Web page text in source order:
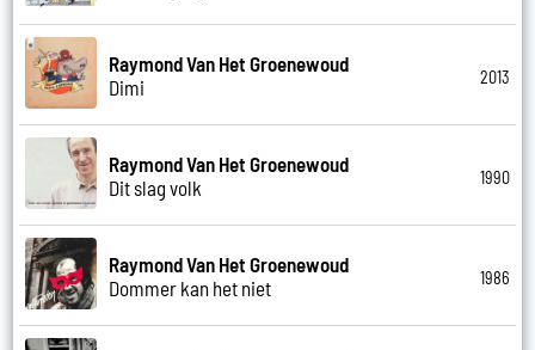
Raymond Van Het Groenewoud
Dimi
2013
Raymond Van Het Groenewoud
Dit slag volk
1990
Raymond Van Het Groenewoud
Dommer kan het niet
1986